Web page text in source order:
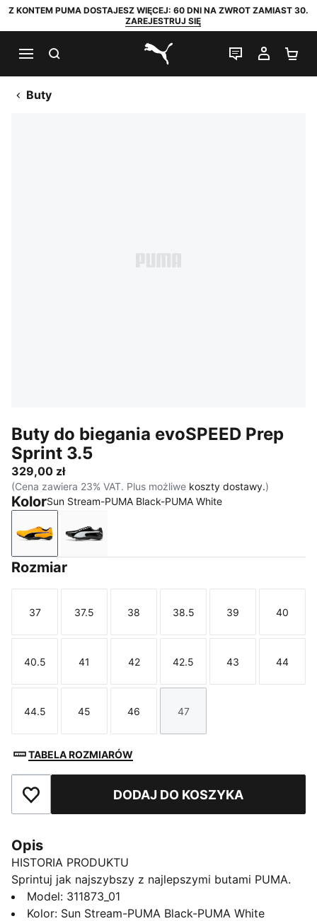
Z KONTEM PUMA DOSTAJESZ WIĘCEJ: 60 DNI NA ZWROT ZAMIAST 30.
ZAREJESTRUJ SIĘ
PUMA.com
CZAT NA
MOJE
Buty
Buty do biegania evoSPEED Prep
Sprint 3.5
329,00 zł
(Cena zawiera 23% VAT. Plus możliwe koszty dostawy.)
KolorSun Stream-PUMA Black-PUMA White
Sun Stream-PUMA Black-PUMA White
PUMA Black-PUMA White-PUMA Silver
Rozmiar
Rozmiar
37
Rozmiar
37.5
Rozmiar
38
Rozmiar
38.5
Rozmiar
39 40
Rozmiar
40.5
Rozmiar
41
Rozmiar
42
Rozmiar
42.5
Rozmiar
43 44
Rozmiar
44.5
Rozmiar
45
Rozmiar
46
Rozmiar
47
TABELA ROZMIARÓW
Dodaj do ulubionychDODAJ DO KOSZYKA
Opis
HISTORIA PRODUKTU
Sprintuj jak najszybszy z najlepszymi butami PUMA.
Płytka PEBAX na całej długości zapewnia wybuchowe
przyspieszenie, a syntetyczna cholewka daje
Model: 311873_01
Kolor: Sun Stream-PUMA Black-PUMA White